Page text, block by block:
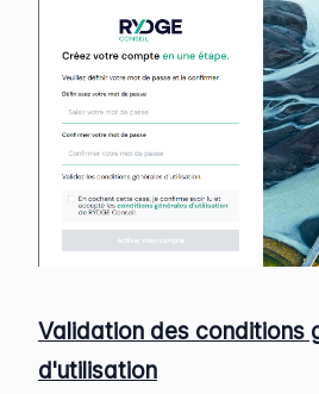
Validation des conditions
d'utilisation